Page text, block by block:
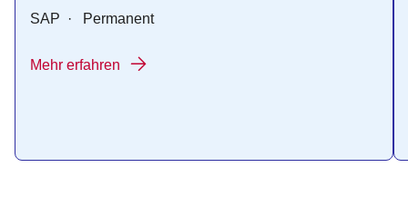
SAP · Permanent
Mehr erfahren